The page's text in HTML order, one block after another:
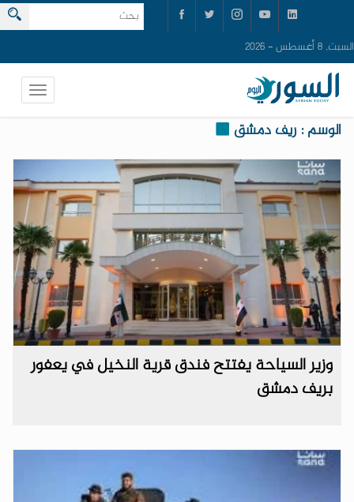
السبت, 8 أغسطس - 2026
الوسم : ريف دمشق
وزير السياحة يفتتح فندق قرية النخيل في يعفور
بريف دمشق